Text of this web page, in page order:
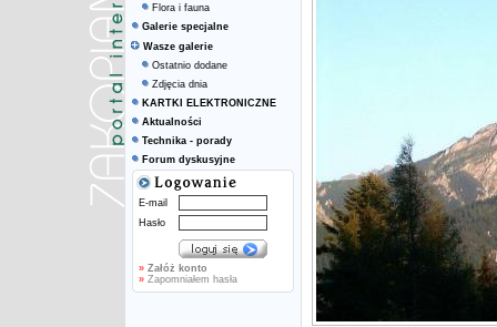
Flora i fauna
Galerie specjalne
Wasze galerie
Ostatnio dodane
Zdjęcia dnia
KARTKI ELEKTRONICZNE
Aktualności
Technika - porady
Forum dyskusyjne
E-mail
Hasło
» Załóż konto
» Zapomniałem hasła